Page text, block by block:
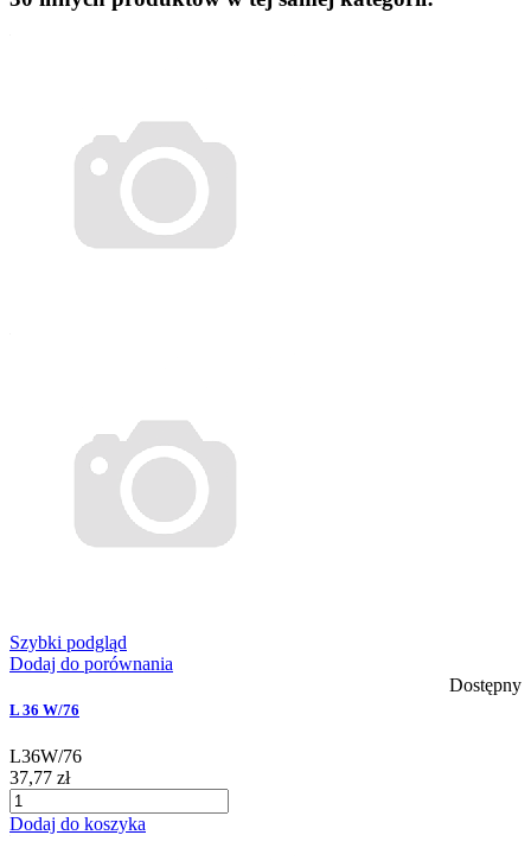
Szybki podgląd
Dodaj do porównania
Dostępny
L 36 W/76
L36W/76
37,77 zł
Dodaj do koszyka